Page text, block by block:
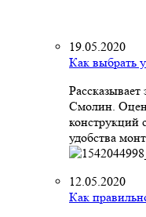
19.05.2020
Как выбрать
Смолин.
конструкций
удобства
12.05.2020
Как